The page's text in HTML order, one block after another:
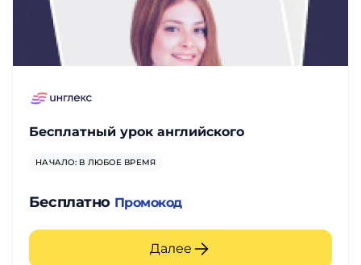
Бесплатный урок английского
НАЧАЛО: В ЛЮБОЕ ВРЕМЯ
Бесплатно Промокод
Далее